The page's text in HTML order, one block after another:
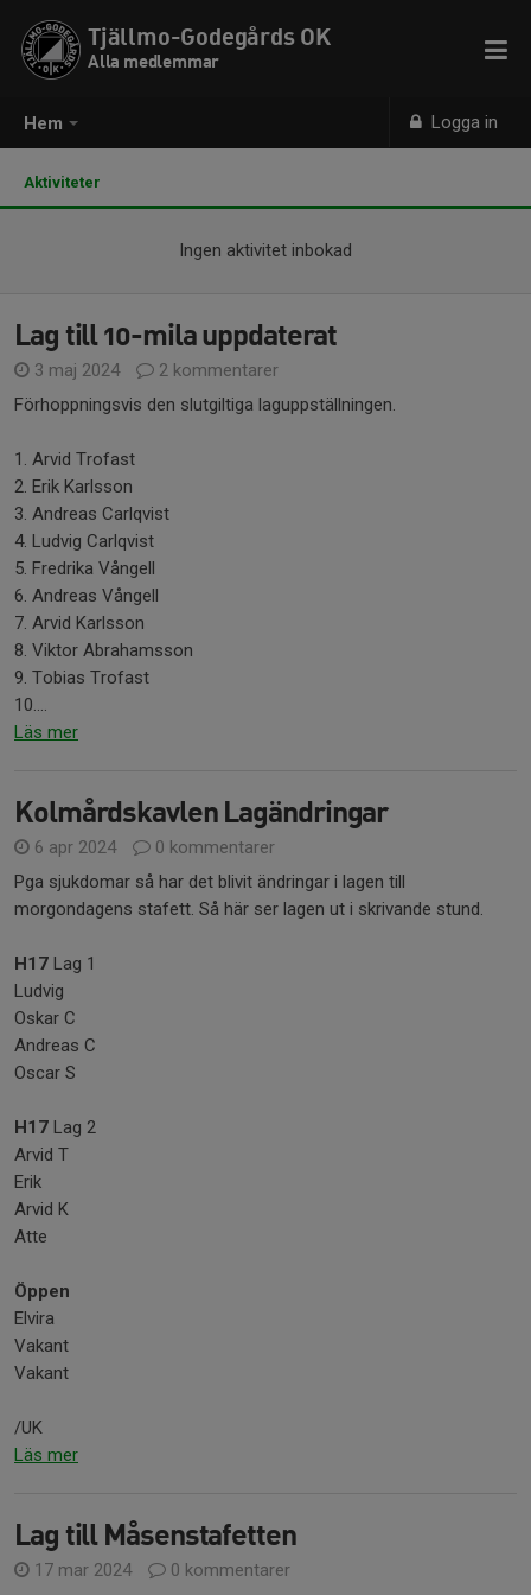
Hem Logga in
Tjällmo-Godegårds OK
Alla medlemmar
Aktiviteter
Ingen aktivitet inbokad
Lag till 10-mila uppdaterat
3 maj 2024
2 kommentarer
Förhoppningsvis den slutgiltiga laguppställningen.
1. Arvid Trofast
2. Erik Karlsson
3. Andreas Carlqvist
4. Ludvig Carlqvist
5. Fredrika Vångell
6. Andreas Vångell
7. Arvid Karlsson
8. Viktor Abrahamsson
9. Tobias Trofast
10....
Läs mer
Kolmårdskavlen Lagändringar
6 apr 2024
0 kommentarer
Pga sjukdomar så har det blivit ändringar i lagen till
morgondagens stafett. Så här ser lagen ut i skrivande stund.
H17 Lag 1
Ludvig
Oskar C
Andreas C
Oscar S
H17 Lag 2
Arvid T
Erik
Arvid K
Atte
Öppen
Elvira
Vakant
Vakant
/UK
Läs mer
Lag till Måsenstafetten
17 mar 2024
0 kommentarer